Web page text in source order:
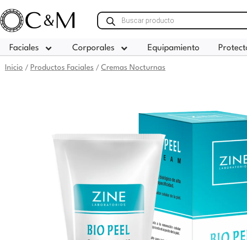
al
contenido
Búsqueda
de
Faciales Corporales Equipamiento
Inicio / Productos Faciales / Cremas Nocturnas